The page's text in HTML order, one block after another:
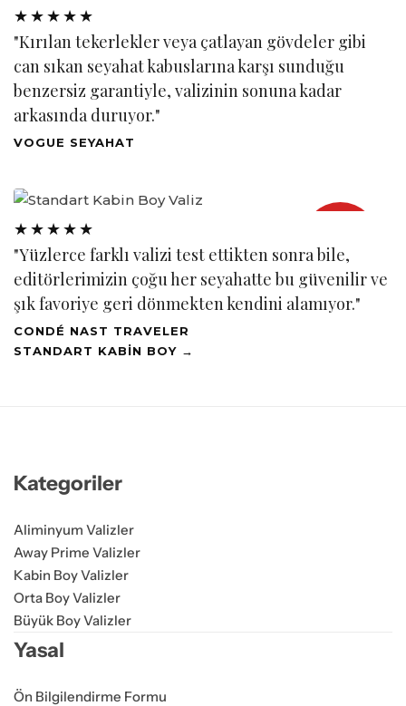
★★★★★
"Kırılan tekerlekler veya çatlayan gövdeler gibi
can sıkan seyahat kabuslarına karşı sunduğu
benzersiz garantiyle, valizinin sonuna kadar
arkasında duruyor."
VOGUE SEYAHAT
2026
★★★★★
"Yüzlerce farklı valizi test ettikten sonra bile,
editörlerimizin çoğu her seyahatte bu güvenilir ve
şık favoriye geri dönmekten kendini alamıyor."
CONDÉ NAST TRAVELER
STANDART KABİN BOY →
Kategoriler
Aliminyum Valizler
Away Prime Valizler
Kabin Boy Valizler
Orta Boy Valizler
Büyük Boy Valizler
Yasal
Ön Bilgilendirme Formu